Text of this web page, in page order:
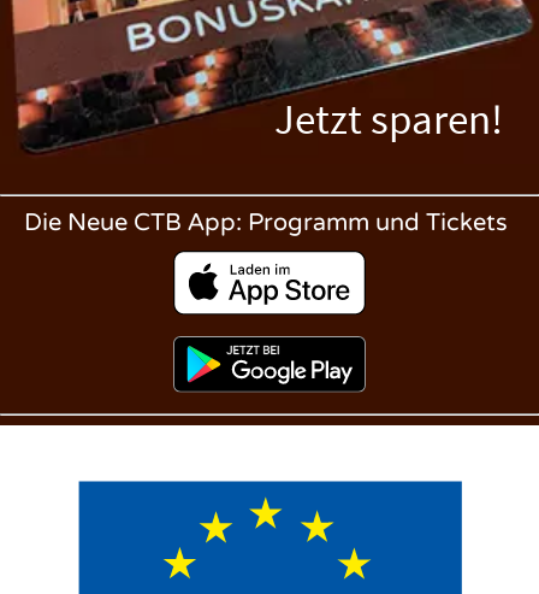
Jetzt sparen!
Die Neue CTB App: Programm und Tickets